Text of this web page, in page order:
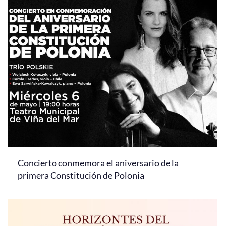
Concierto conmemora el aniversario de la
primera Constitución de Polonia